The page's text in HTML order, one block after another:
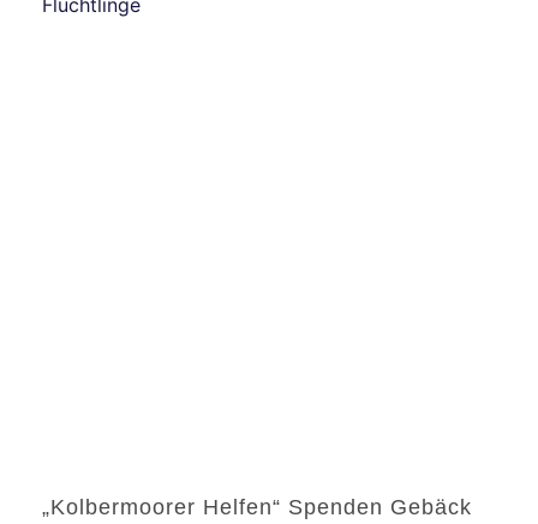
„Kolbermoorer Helfen“ Spenden Gebäck